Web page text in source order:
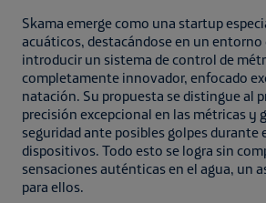
Skama emerge como una startup
acuáticos, destacándose en un entorno
introducir un sistema de control de
completamente innovador, enfocado
natación. Su propuesta se distingue al
precisión excepcional en las métricas y
seguridad ante posibles golpes durante
dispositivos. Todo esto se logra sin
sensaciones auténticas en el agua, un
para ellos.